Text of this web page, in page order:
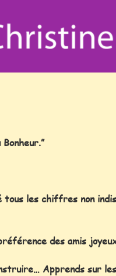
tous les chiffres non
des amis
Apprends sur